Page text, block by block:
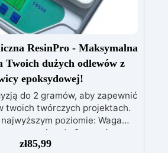
ResinPro - Maksymalna
Twoich dużych odlewów z
epoksydowej!
do 2 gramów, aby zapewnić
twoich twórczych projektach.
poziomie: Waga
precyzyjna do 2 gramów,
do 30 kg, co zapewnia
zł85,99